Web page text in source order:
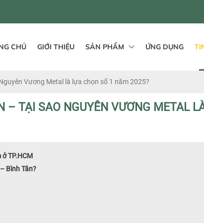
CHỦ GIỚI THIỆU SẢN PHẨM ỨNG DỤNG
Vương Metal là lựa chọn số 1 năm 2025?
– TẠI SAO NGUYÊN VƯƠNG METAL
TP.HCM
Bình Tân?